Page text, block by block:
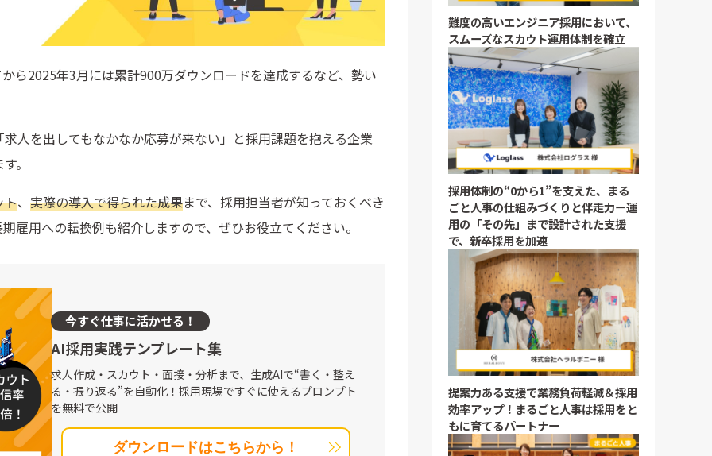
ら2025年3月には累計900万ダウンロードを達成するなど、勢い
人を出してもなかなか応募が来ない」と採用課題を抱える企業
。
ト、 実際の導入で得られた成果まで、採用担当者が知っておくべき
雇用への転換例も紹介しますので、ぜひお役立てください。
今すぐ仕事に活かせる！
AI採用実践テンプレート集
求人作成・スカウト・面接・分析まで、生成AIで“書く・整え
る・振り返る”を自動化！採用現場ですぐに使えるプロンプト
を無料で公開
ダウンロードはこちらから！
難度の高いエンジニア採用において、
スムーズなスカウト運用体制を確立
採用体制の“0から1”を支えた、まる
ごと人事の仕組みづくりと伴走力ー運
用の「その先」まで設計された支援
で、新卒採用を加速
提案力ある支援で業務負荷軽減＆採用
効率アップ！まるごと人事は採用をと
もに育てるパートナー